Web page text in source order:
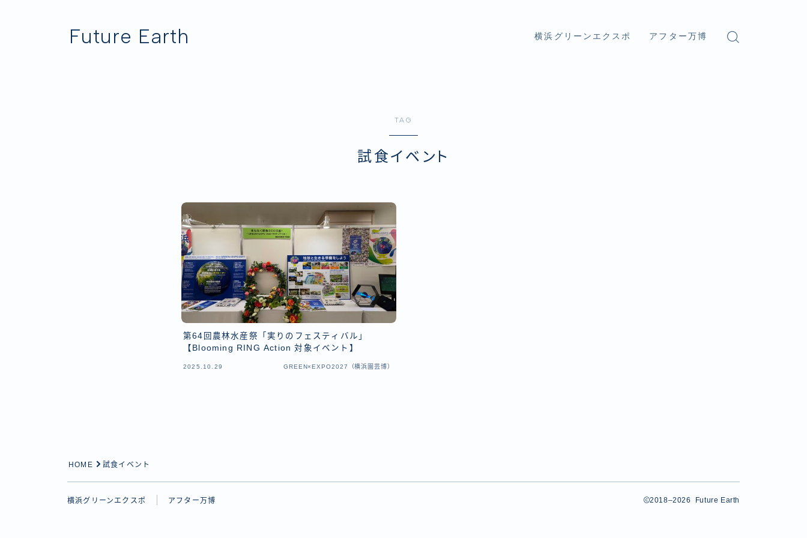
Future Earth 横浜グリーンエクスポ アフター万博
TAG
試食イベント
第64回農林水産祭「実りのフェスティバル」
【Blooming RING Action 対象イベント】
2025.10.29 GREEN×EXPO2027（横浜園芸博）
HOME 試食イベント
横浜グリーンエクスポ アフター万博 2018–2026 Future Earth